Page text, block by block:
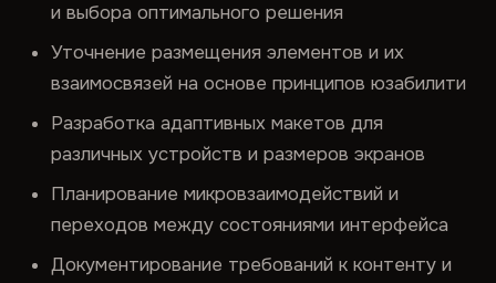
и выбора оптимального решения
Уточнение размещения элементов и их
взаимосвязей на основе принципов юзабилити
Разработка адаптивных макетов для
различных устройств и размеров экранов
Планирование микровзаимодействий и
переходов между состояниями интерфейса
Документирование требований к контенту и